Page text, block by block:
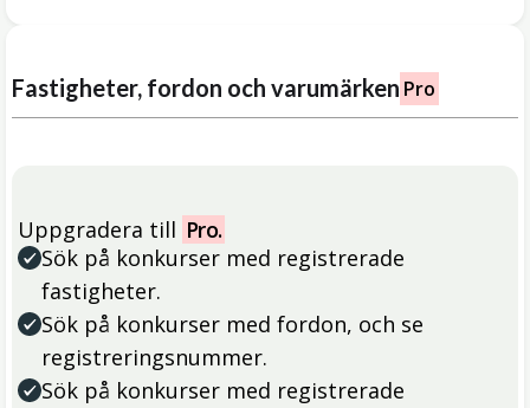
Fastigheter, fordon och varumärken Pro
Uppgradera till Pro.
Sök på konkurser med registrerade
fastigheter.
Sök på konkurser med fordon, och se
registreringsnummer.
Sök på konkurser med registrerade